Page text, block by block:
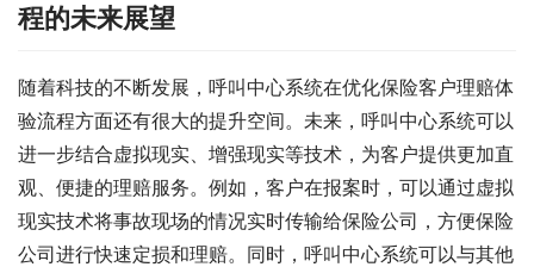
程的未来展望
随着科技的不断发展，呼叫中心系统在优化保险客户理赔体
验流程方面还有很大的提升空间。未来，呼叫中心系统可以
进一步结合虚拟现实、增强现实等技术，为客户提供更加直
观、便捷的理赔服务。例如，客户在报案时，可以通过虚拟
现实技术将事故现场的情况实时传输给保险公司，方便保险
公司进行快速定损和理赔。同时，呼叫中心系统可以与其他